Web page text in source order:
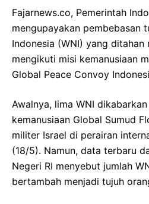
Fajarnews.co, Pemerintah
mengupayakan pembebasan
Indonesia (WNI) yang ditahan
mengikuti misi kemanusiaan
Global Peace Convoy
Awalnya, lima WNI
kemanusiaan Global Sumud
militer Israel di perairan
(18/5). Namun, data terbaru
Negeri RI menyebut jumlah
bertambah menjadi tujuh